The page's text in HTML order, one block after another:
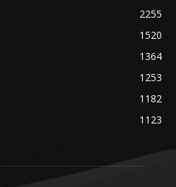
2255
1520
1364
1253
1182
1123